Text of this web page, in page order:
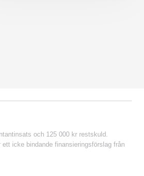
och 125 000 kr restskuld.
icke bindande finansieringsförslag från